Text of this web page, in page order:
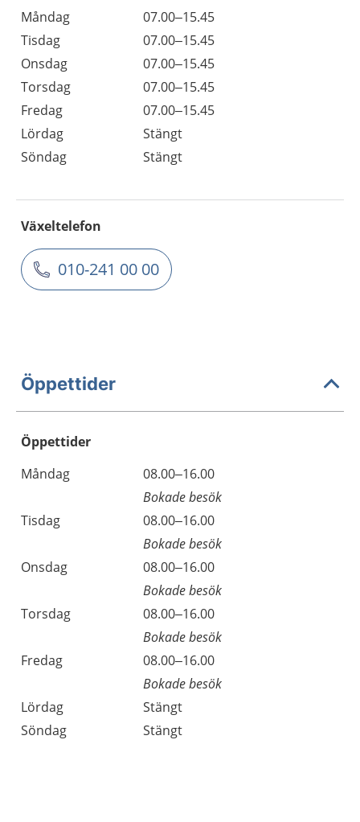
Måndag
07.00–15.45
Tisdag
07.00–15.45
Onsdag
07.00–15.45
Torsdag
07.00–15.45
Fredag
07.00–15.45
Lördag
Stängt
Söndag
Stängt
Växeltelefon
010-241 00 00
Öppettider
Öppettider
Dag
Öppettider
Kommentarer
Måndag
08.00–16.00
Bokade besök
Tisdag
08.00–16.00
Bokade besök
Onsdag
08.00–16.00
Bokade besök
Torsdag
08.00–16.00
Bokade besök
Fredag
08.00–16.00
Bokade besök
Lördag
Stängt
Söndag
Stängt